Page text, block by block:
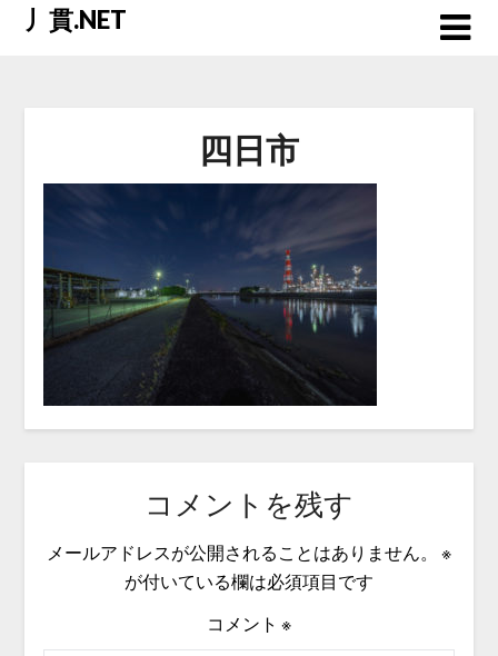
Skip丿貫.NET
四日市
コメントを残す
メールアドレスが公開されることはありません。
※
が付いている欄は必須項目です
コメント ※